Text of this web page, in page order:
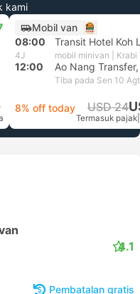
kami
Mobil van
08:00
Transit Hotel Koh
4J mobil minivan | Krabi
12:00 Ao Nang
Tiba pada Sen 10 Agt
8% off today USD 24
Termasuk pajak
4.1
Pembatalan gratis